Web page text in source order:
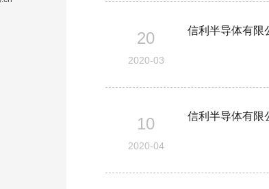
20
2020-03
信利半导体有限
10
2020-04
信利半导体有限